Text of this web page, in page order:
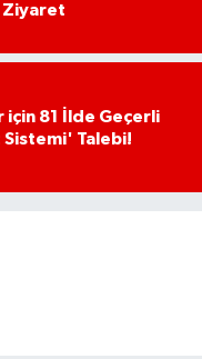
Ziyaret
için 81 İlde Geçerli
Sistemi' Talebi!